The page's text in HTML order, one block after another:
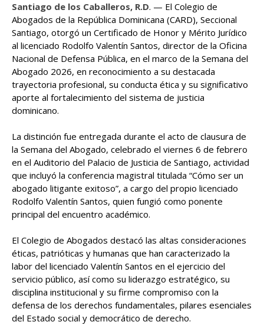
Santiago de los Caballeros, R.D. — El Colegio de
Abogados de la República Dominicana (CARD), Seccional
Santiago, otorgó un Certificado de Honor y Mérito Jurídico
al licenciado Rodolfo Valentín Santos, director de la Oficina
Nacional de Defensa Pública, en el marco de la Semana del
Abogado 2026, en reconocimiento a su destacada
trayectoria profesional, su conducta ética y su significativo
aporte al fortalecimiento del sistema de justicia
dominicano.
La distinción fue entregada durante el acto de clausura de
la Semana del Abogado, celebrado el viernes 6 de febrero
en el Auditorio del Palacio de Justicia de Santiago, actividad
que incluyó la conferencia magistral titulada “Cómo ser un
abogado litigante exitoso”, a cargo del propio licenciado
Rodolfo Valentín Santos, quien fungió como ponente
principal del encuentro académico.
El Colegio de Abogados destacó las altas consideraciones
éticas, patrióticas y humanas que han caracterizado la
labor del licenciado Valentín Santos en el ejercicio del
servicio público, así como su liderazgo estratégico, su
disciplina institucional y su firme compromiso con la
defensa de los derechos fundamentales, pilares esenciales
del Estado social y democrático de derecho.